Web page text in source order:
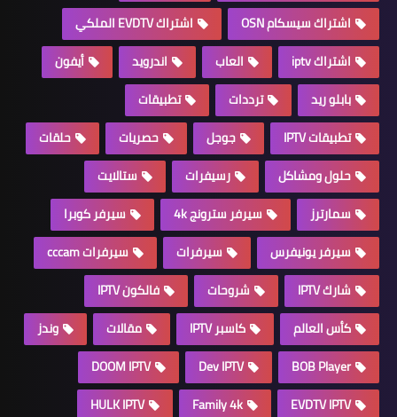
اشتراك سيسكام OSN
اشتراك EVDTV الملكي
اشتراك iptv
العاب اندرويد
أيفون
بابلو ريد
ترددات
تطبيقات
تطبيقات IPTV
جوجل حصريات
حلقات
حلول ومشاكل
رسيفرات
ستالايت
سمارترز
سيرفر سترونج 4k
سيرفر كوبرا
سيرفر يونيفرس
سيرفرات
سيرفرات cccam
شارك IPTV
شروحات
فالكون IPTV
كأس العالم
كاسبر IPTV مقالات
وندز
BOB Player
Dev IPTV
DOOM IPTV
EVDTV IPTV
Family 4k
HULK IPTV